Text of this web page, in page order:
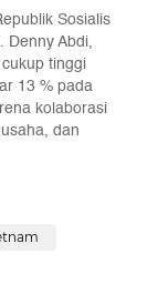
Sosialis
Denny Abdi,
tinggi
13 % pada
kolaborasi
dan